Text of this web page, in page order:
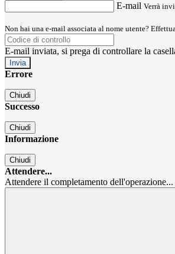
E-mail Verrà
Non hai una e-mail associata al nome utente?
E-mail inviata, si prega di controllare la
Errore
Chiudi
Successo
Chiudi
Informazione
Chiudi
Attendere...
Attendere il completamento dell'operazione...